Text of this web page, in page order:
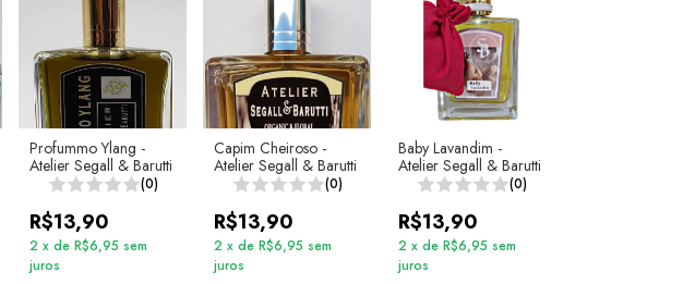
Profummo Ylang -
Atelier Segall & Barutti
(0)
R$13,90
2 x de R$6,95 sem
juros
Capim Cheiroso -
Atelier Segall & Barutti
(0)
R$13,90
2 x de R$6,95 sem
juros
Baby Lavandim -
Atelier Segall & Barutti
(0)
R$13,90
2 x de R$6,95 sem
juros